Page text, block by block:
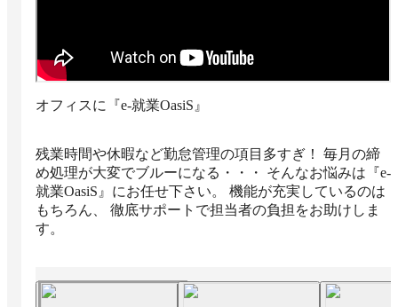
オフィスに『e-就業OasiS』
残業時間や休暇など勤怠管理の項目多すぎ！ 毎月の締
め処理が大変でブルーになる・・・ そんなお悩みは『e-
就業OasiS』にお任せ下さい。 機能が充実しているのは
もちろん、 徹底サポートで担当者の負担をお助けしま
す。